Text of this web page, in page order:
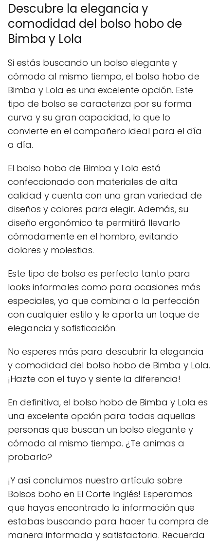
Descubre la elegancia y
comodidad del bolso hobo de
Bimba y Lola
Si estás buscando un bolso elegante y
cómodo al mismo tiempo, el bolso hobo de
Bimba y Lola es una excelente opción. Este
tipo de bolso se caracteriza por su forma
curva y su gran capacidad, lo que lo
convierte en el compañero ideal para el día
a día.
El bolso hobo de Bimba y Lola está
confeccionado con materiales de alta
calidad y cuenta con una gran variedad de
diseños y colores para elegir. Además, su
diseño ergonómico te permitirá llevarlo
cómodamente en el hombro, evitando
dolores y molestias.
Este tipo de bolso es perfecto tanto para
looks informales como para ocasiones más
especiales, ya que combina a la perfección
con cualquier estilo y le aporta un toque de
elegancia y sofisticación.
No esperes más para descubrir la elegancia
y comodidad del bolso hobo de Bimba y Lola.
¡Hazte con el tuyo y siente la diferencia!
En definitiva, el bolso hobo de Bimba y Lola es
una excelente opción para todas aquellas
personas que buscan un bolso elegante y
cómodo al mismo tiempo. ¿Te animas a
probarlo?
¡Y así concluimos nuestro artículo sobre
Bolsos boho en El Corte Inglés! Esperamos
que hayas encontrado la información que
estabas buscando para hacer tu compra de
manera informada y satisfactoria. Recuerda